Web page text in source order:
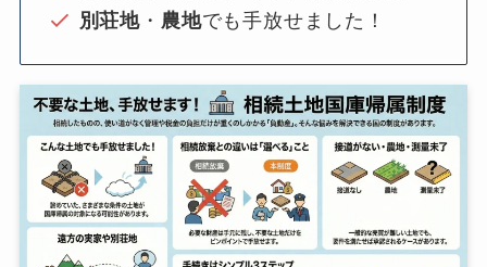
別荘地 ・ 農地でも手放せました！